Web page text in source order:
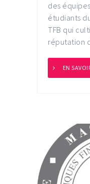
des
étudiants
TFB qui
réputation
EN